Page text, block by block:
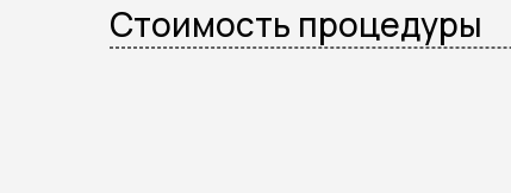
Стоимость процедуры